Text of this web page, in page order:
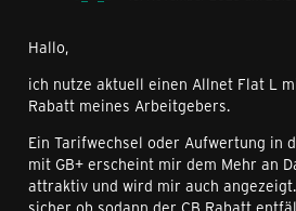
Hallo,
ich nutze aktuell einen Allnet Flat L
Rabatt meines Arbeitgebers.
Ein Tarifwechsel oder Aufwertung in
mit GB+ erscheint mir dem Mehr an
attraktiv und wird mir auch